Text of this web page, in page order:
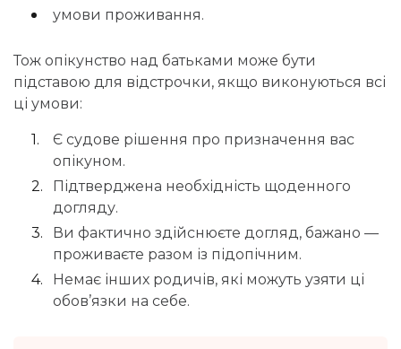
умови проживання.
Тож опікунство над батьками може бути
підставою для відстрочки, якщо виконуються всі
ці умови:
Є судове рішення про призначення вас
опікуном.
Підтверджена необхідність щоденного
догляду.
Ви фактично здійснюєте догляд, бажано —
проживаєте разом із підопічним.
Немає інших родичів, які можуть узяти ці
обов’язки на себе.